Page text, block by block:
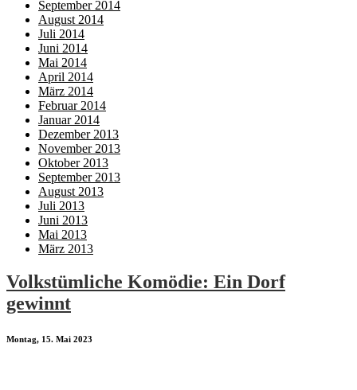
September 2014
August 2014
Juli 2014
Juni 2014
Mai 2014
April 2014
März 2014
Februar 2014
Januar 2014
Dezember 2013
November 2013
Oktober 2013
September 2013
August 2013
Juli 2013
Juni 2013
Mai 2013
März 2013
Volkstümliche Komödie: Ein Dorf
gewinnt
Montag, 15. Mai 2023